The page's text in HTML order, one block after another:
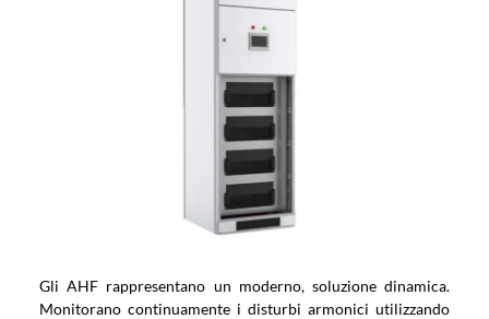
Gli AHF rappresentano un moderno, soluzione dinamica.
Monitorano continuamente i disturbi armonici utilizzando